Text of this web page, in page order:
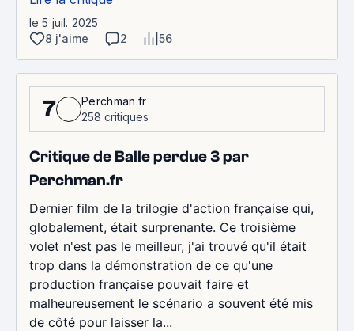
le 5 juil. 2025
8 j'aime
2 56
7
Perchman.fr
258 critiques
Critique de Balle perdue 3 par
Perchman.fr
Dernier film de la trilogie d'action française qui,
globalement, était surprenante. Ce troisième
volet n'est pas le meilleur, j'ai trouvé qu'il était
trop dans la démonstration de ce qu'une
production française pouvait faire et
malheureusement le scénario a souvent été mis
de côté pour laisser la...